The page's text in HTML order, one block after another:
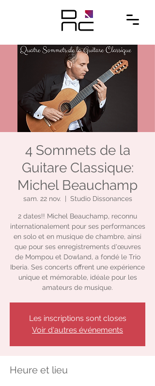
4 Sommets de la
Guitare Classique:
Michel Beauchamp
sam. 22 nov. Studio Dissonances
2 dates!! Michel Beauchamp, reconnu
internationalement pour ses performances
en solo et en musique de chambre, ainsi
que pour ses enregistrements d'œuvres
de Mompou et Dowland, a fondé le Trio
Iberia. Ses concerts offrent une expérience
unique et mémorable, idéale pour les
amateurs de musique.
Les inscriptions sont closes
Voir d'autres événements
Heure et lieu